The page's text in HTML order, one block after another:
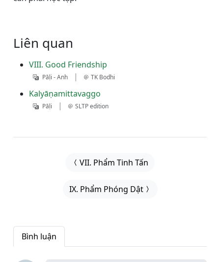
Liên quan
VIII. Good Friendship
Pāḷi - Anh | TK Bodhi
Kalyāṇamittavaggo
Pāḷi | SLTP edition
VII. Phẩm Tinh Tấn
IX. Phẩm Phóng Dật
Bình luận